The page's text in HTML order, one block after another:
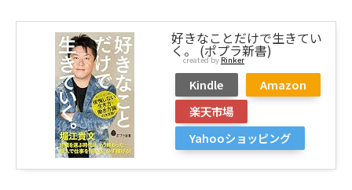
好きなことだけで生きてい
く。 (ポプラ新書)
created byRinker
Kindle
Amazon
楽天市場
Yahooショッピング
いいか
嫌いなリストを上げて、それを除いていくのもあり
な件
勉強嫌いな人におすすめの書籍
勉強嫌いな人におすすめの書籍は以下の4冊です
好きなことだけで生きていく
インプット大全とアウトプット大全
独学大全
まとめ：勉強しないと後悔するは本当なのか？